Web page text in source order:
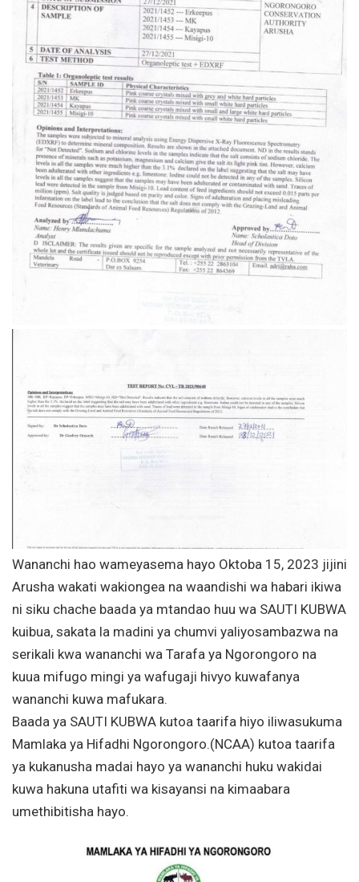
Wananchi hao wameyasema hayo Oktoba 15, 2023 jijini
Arusha wakati wakiongea na waandishi wa habari ikiwa
ni siku chache baada ya mtandao huu wa SAUTI KUBWA
kuibua, sakata la madini ya chumvi yaliyosambazwa na
serikali kwa wananchi wa Tarafa ya Ngorongoro na
kuua mifugo mingi ya wafugaji hivyo kuwafanya
wananchi kuwa mafukara.
Baada ya SAUTI KUBWA kutoa taarifa hiyo iliwasukuma
Mamlaka ya Hifadhi Ngorongoro.(NCAA) kutoa taarifa
ya kukanusha madai hayo ya wananchi huku wakidai
kuwa hakuna utafiti wa kisayansi na kimaabara
umethibitisha hayo.